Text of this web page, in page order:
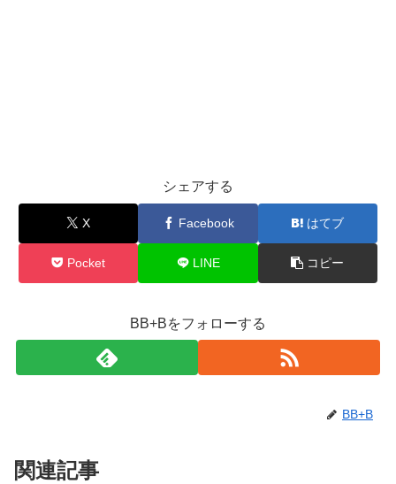
シェアする
X Facebook はてブ
Pocket LINE コピー
BB+Bをフォローする
BB+B
関連記事